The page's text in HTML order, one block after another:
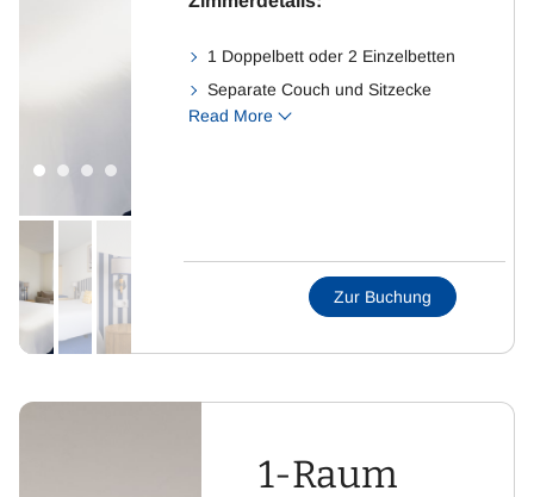
1 Doppelbett oder 2 Einzelbetten
Separate Couch und Sitzecke
Badezimmer mit WC und
Read More
Zur Buchung
1-Raum